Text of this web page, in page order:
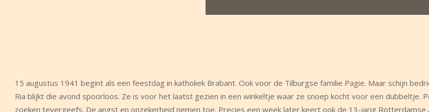
15 augustus 1941 begint als een feestdag in katholiek Brabant. Ook voor de Tilburgse familie Pagie. Maar schijn
Ria blijkt die avond spoorloos. Ze is voor het laatst gezien in een winkeltje waar ze snoep kocht voor een dubbeltje.
zoeken tevergeefs. De angst en onzekerheid nemen toe. Precies een week later keert ook de 13-jarig Rotterdamse